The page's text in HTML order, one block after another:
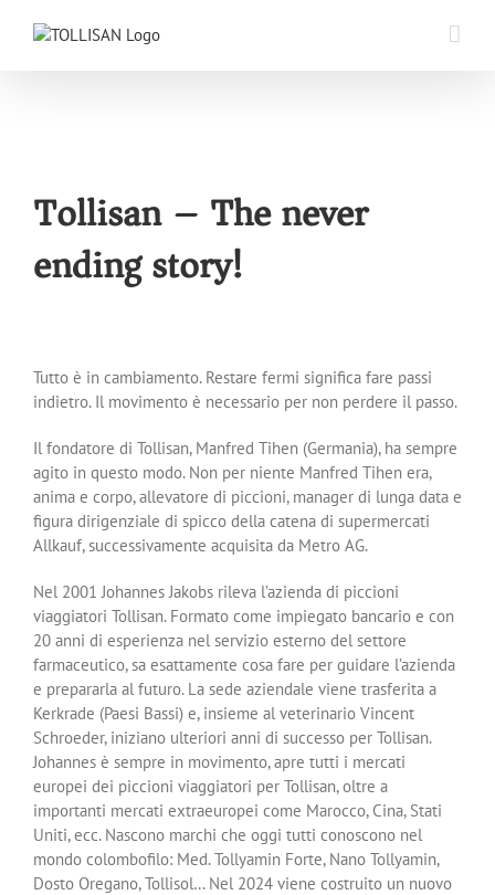
Tollisan – The never
ending story!
Tutto è in cambiamento. Restare fermi significa fare passi
indietro. Il movimento è necessario per non perdere il passo.
Il fondatore di Tollisan, Manfred Tihen (Germania), ha sempre
agito in questo modo. Non per niente Manfred Tihen era,
anima e corpo, allevatore di piccioni, manager di lunga data e
figura dirigenziale di spicco della catena di supermercati
Allkauf, successivamente acquisita da Metro AG.
Nel 2001 Johannes Jakobs rileva l’azienda di piccioni
viaggiatori Tollisan. Formato come impiegato bancario e con
20 anni di esperienza nel servizio esterno del settore
farmaceutico, sa esattamente cosa fare per guidare l’azienda
e prepararla al futuro. La sede aziendale viene trasferita a
Kerkrade (Paesi Bassi) e, insieme al veterinario Vincent
Schroeder, iniziano ulteriori anni di successo per Tollisan.
Johannes è sempre in movimento, apre tutti i mercati
europei dei piccioni viaggiatori per Tollisan, oltre a
importanti mercati extraeuropei come Marocco, Cina, Stati
Uniti, ecc. Nascono marchi che oggi tutti conoscono nel
mondo colombofilo: Med. Tollyamin Forte, Nano Tollyamin,
Dosto Oregano, Tollisol… Nel 2024 viene costruito un nuovo